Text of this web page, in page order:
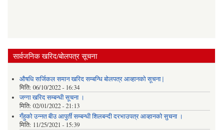
सार्वजनिक खरिद/बोलपत्र सूचना
औषधि सर्जिकल समान खरिद सम्बन्धि बोलपत्र आव्हानको सूचना |
मिति: 06/10/2022 - 16:34
जग्गा खरिद सम्बन्धी सूचना ।
मिति: 02/01/2022 - 21:13
गँहुकाे उन्नत बीउ आपुर्ती सम्बन्धी शिलबन्दी दरभाउपत्र आव्हानकाे सुचना ।
मिति: 11/25/2021 - 15:39